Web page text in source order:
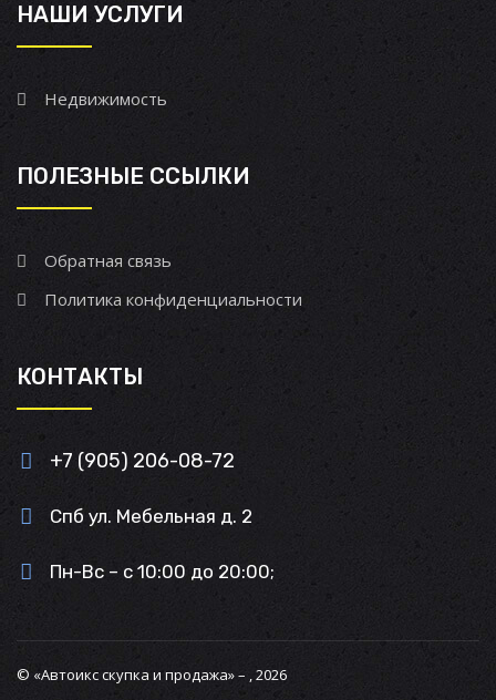
НАШИ УСЛУГИ
Недвижимость
ПОЛЕЗНЫЕ ССЫЛКИ
Обратная связь
Политика конфиденциальности
КОНТАКТЫ
+7 (905) 206-08-72
Спб ул. Мебельная д. 2
Пн-Вс – с 10:00 до 20:00;
© «Автоикс скупка и продажа» – , 2026